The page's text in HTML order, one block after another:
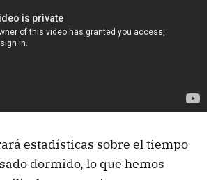
estadísticas sobre el tiempo
dormido, lo que hemos